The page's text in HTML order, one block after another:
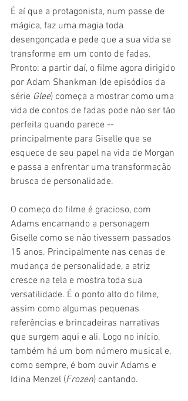
É aí que a protagonista, num passe de
mágica, faz uma magia toda
desengonçada e pede que a sua vida se
transforme em um conto de fadas.
Pronto: a partir daí, o filme agora dirigido
por Adam Shankman (de episódios da
série Glee) começa a mostrar como uma
vida de contos de fadas pode não ser tão
perfeita quando parece --
principalmente para Giselle que se
esquece de seu papel na vida de Morgan
e passa a enfrentar uma transformação
brusca de personalidade.
O começo do filme é gracioso, com
Adams encarnando a personagem
Giselle como se não tivessem passados
15 anos. Principalmente nas cenas de
mudança de personalidade, a atriz
cresce na tela e mostra toda sua
versatilidade. É o ponto alto do filme,
assim como algumas pequenas
referências e brincadeiras narrativas
que surgem aqui e ali. Logo no início,
também há um bom número musical e,
como sempre, é bom ouvir Adams e
Idina Menzel (Frozen) cantando.